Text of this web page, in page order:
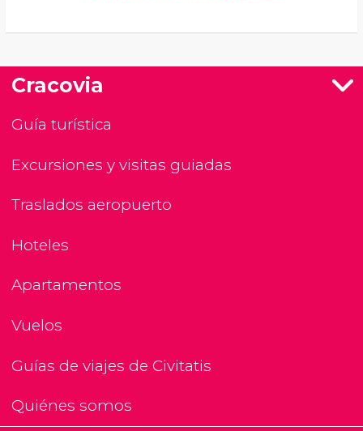
Cracovia
Guía turística
Excursiones y visitas guiadas
Traslados aeropuerto
Hoteles
Apartamentos
Vuelos
Guías de viajes de Civitatis
Quiénes somos